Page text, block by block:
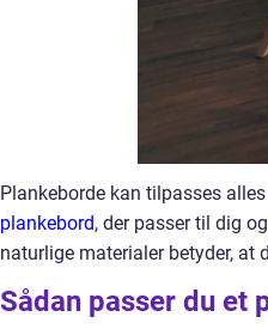
Plankeborde kan tilpasses
plankebord, der passer til dig
naturlige materialer betyder,
Sådan passer du et